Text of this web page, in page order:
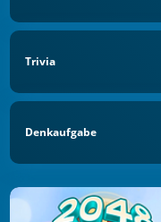
Trivia
Denkaufgabe